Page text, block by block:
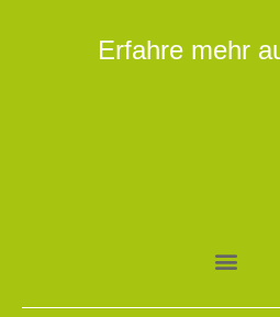
Erfahre mehr